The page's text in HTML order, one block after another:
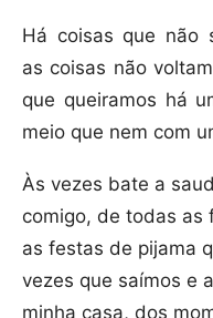
Há coisas que não
as coisas não
que queiramos há
meio que nem com
Às vezes bate a
comigo, de todas as
as festas de pijama
vezes que saímos e
minha casa, dos